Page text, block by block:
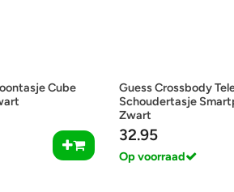
Cube
Guess Crossbody
Schoudertasje
Zwart
32.95
Op voorraad